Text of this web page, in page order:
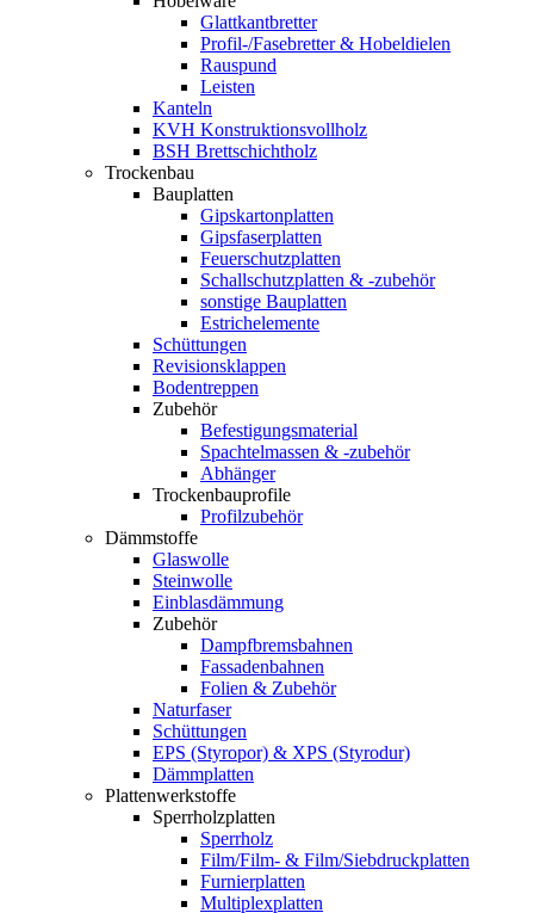
Glattkantbretter
Profil-/Fasebretter & Hobeldielen
Rauspund
Leisten
Kanteln
KVH Konstruktionsvollholz
BSH Brettschichtholz
Trockenbau
Bauplatten
Gipskartonplatten
Gipsfaserplatten
Feuerschutzplatten
Schallschutzplatten & -zubehör
sonstige Bauplatten
Estrichelemente
Schüttungen
Revisionsklappen
Bodentreppen
Zubehör
Befestigungsmaterial
Spachtelmassen & -zubehör
Abhänger
Trockenbauprofile
Profilzubehör
Dämmstoffe
Glaswolle
Steinwolle
Einblasdämmung
Zubehör
Dampfbremsbahnen
Fassadenbahnen
Folien & Zubehör
Naturfaser
Schüttungen
EPS (Styropor) & XPS (Styrodur)
Dämmplatten
Plattenwerkstoffe
Sperrholzplatten
Sperrholz
Film/Film- & Film/Siebdruckplatten
Furnierplatten
Multiplexplatten